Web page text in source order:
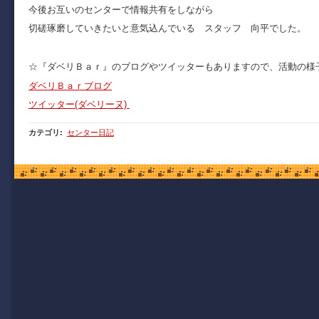
今後お互いのセンターで情報共有をしながら
切磋琢磨していきたいと意気込んでいる スタッフ 向平でした。
☆『ダベリＢａｒ』のブログやツイッターもありますので、活動の様
ダベリＢａｒブログ
ツイッター(ダベリーヌ)
カテゴリ : センター日記
Copyright (C) 2009 函館市青年センター. All Rights Reserved.